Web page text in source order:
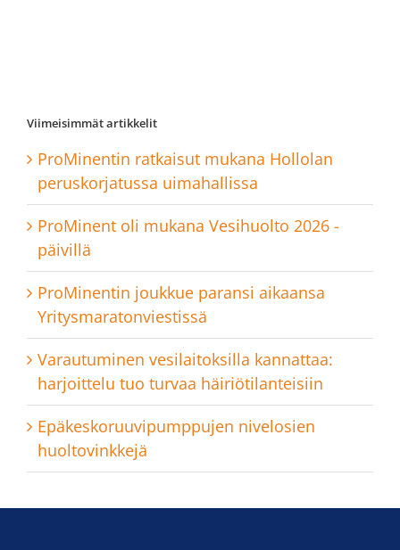
Viimeisimmät artikkelit
ProMinentin ratkaisut mukana Hollolan
peruskorjatussa uimahallissa
ProMinent oli mukana Vesihuolto 2026 -
päivillä
ProMinentin joukkue paransi aikaansa
Yritysmaratonviestissä
Varautuminen vesilaitoksilla kannattaa:
harjoittelu tuo turvaa häiriötilanteisiin
Epäkeskoruuvipumppujen nivelosien
huoltovinkkejä